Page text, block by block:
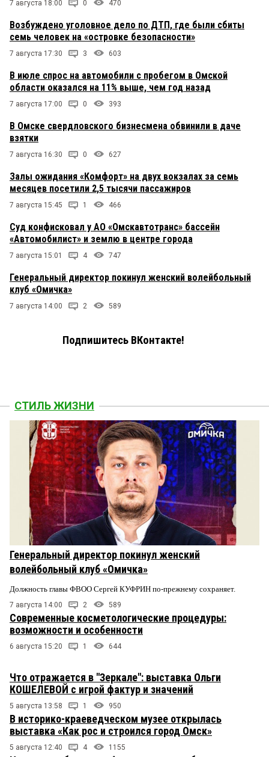
7 августа 18:00 0 470
Возбуждено уголовное дело по ДТП, где были сбиты
семь человек на «островке безопасности»
7 августа 17:30 3 603
В июле спрос на автомобили с пробегом в Омской
области оказался на 11% выше, чем год назад
7 августа 17:00 0 393
В Омске свердловского бизнесмена обвинили в даче
взятки
7 августа 16:30 0 627
Залы ожидания «Комфорт» на двух вокзалах за семь
месяцев посетили 2,5 тысячи пассажиров
7 августа 15:45 1 466
Суд конфисковал у АО «Омскавтотранс» бассейн
«Автомобилист» и землю в центре города
7 августа 15:01 4 747
Генеральный директор покинул женский волейбольный
клуб «Омичка»
7 августа 14:00 2 589
Подпишитесь ВКонтакте!
СТИЛЬ ЖИЗНИ
Генеральный директор покинул женский
волейбольный клуб «Омичка»
Должность главы ФВОО Сергей КУФРИН по-прежнему сохраняет.
7 августа 14:00 2 589
Современные косметологические процедуры:
возможности и особенности
6 августа 15:20 1 644
Что отражается в "Зеркале": выставка Ольги
КОШЕЛЕВОЙ с игрой фактур и значений
5 августа 13:58 1 950
В историко-краеведческом музее открылась
выставка «Как рос и строился город Омск»
5 августа 12:40 4 1155